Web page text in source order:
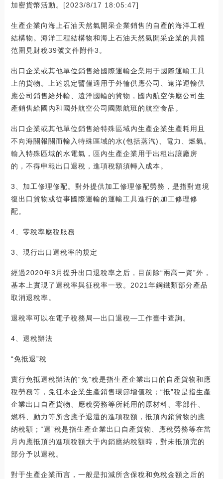
加密貨幣活動。[2023/8/17 18:05:47]
生產企業向海上石油天然氣開采企業銷售的自產的海洋工程
結構物。海洋工程結構物和海上石油天然氣開采企業的具體
范圍見財稅39號文件附件3。
出口企業或其他單位銷售給國際運輸企業用于國際運輸工具
上的貨物。上述規定暫僅適用于外輪供應公司、遠洋運輸供
應公司銷售給外輪、遠洋國輪的貨物，國內航空供應公司生
產銷售給國內和國外航空公司國際航班的航空食品。
出口企業或其他單位銷售給特殊區域內生產企業生產耗用且
不向海關報關而輸入特殊區域的水(包括蒸汽)、電力、燃氣。
輸入特殊區域的水電氣，區內生產企業用于出租出讓廠房
的，不得申報出口退稅，進項稅額須轉入成本。
3、加工修理修配。對外提供加工修理修配勞務，是指對進境
復出口貨物或從事國際運輸的運輸工具進行的加工修理修
配。
4、零稅率應稅服務
3、現行出口退稅率的規定
經過2020年3月提升出口退稅率之后，目前除“兩高一資”外，
基本上實現了退稅率與征稅率一致。2021年鋼鐵類部分產品
取消退稅率。
退稅率可以在電子稅務局—出口退稅—工作臺中查詢。
4、退稅辦法
“免抵退”稅
實行免抵退稅辦法的“免”稅是指生產企業出口的自產貨物和應
稅勞務等，免征本企業生產銷售環節增值稅；“抵”稅是指生產
企業出口自產貨物、應稅勞務等所耗用的原材料、零部件、
燃料、動力等所含應予退還的進項稅額，抵頂內銷貨物的應
納稅額；“退”稅是指生產企業出口自產貨物、應稅勞務等在當
月內應抵頂的進項稅額大于內銷應納稅額時，對未抵頂完的
部分予以退稅。
對于生產企業而言，一般是扣減所含保稅和免稅金額之后的